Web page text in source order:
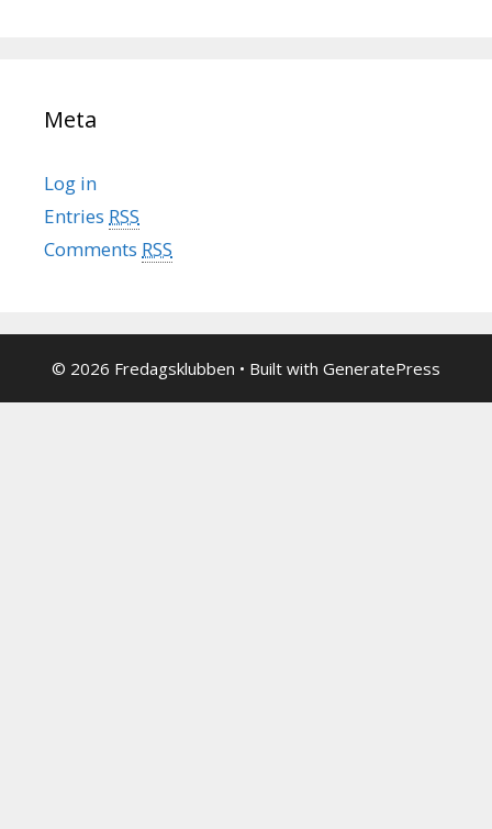
Meta
Log in
Entries RSS
Comments RSS
© 2026 Fredagsklubben • Built with GeneratePress